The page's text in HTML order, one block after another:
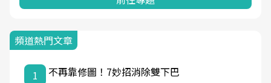
頻道熱門文章
1 不再靠修圖！7妙招消除雙下巴